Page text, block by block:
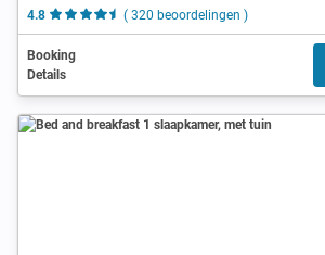
4.8
( 320 beoordelingen )
Booking
Details